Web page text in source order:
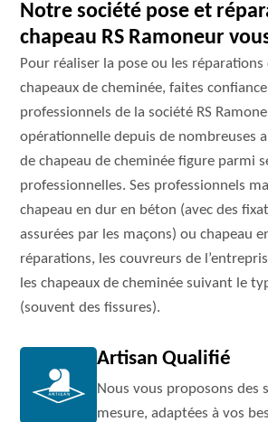
Notre société pose et
chapeau RS Ramoneur
Pour réaliser la pose ou les réparations
chapeaux de cheminée, faites
professionnels de la société RS
opérationnelle depuis de nombreuses
de chapeau de cheminée figure parmi
professionnelles. Ses professionnels
chapeau en dur en béton (avec des
assurées par les maçons) ou chapeau
réparations, les couvreurs de
les chapeaux de cheminée suivant le
(souvent des fissures).
Artisan Qualifié
Nous vous proposons des
mesure, adaptées à vos